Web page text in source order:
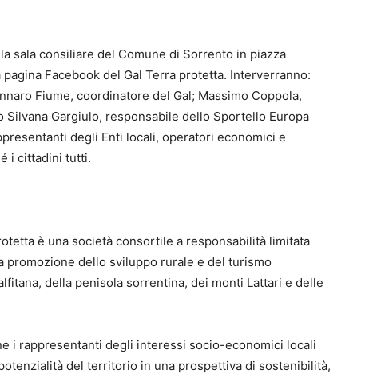
sala consiliare del Comune di Sorrento in piazza
Facebook del Gal Terra protetta. Interverranno:
Fiume, coordinatore del Gal; Massimo Coppola,
Silvana Gargiulo, responsabile dello Sportello Europa
degli Enti locali, operatori economici e
i cittadini tutti.
è una società consortile a responsabilità limitata
promozione dello sviluppo rurale e del turismo
della penisola sorrentina, dei monti Lattari e delle
i rappresentanti degli interessi socio-economici locali
del territorio in una prospettiva di sostenibilità,